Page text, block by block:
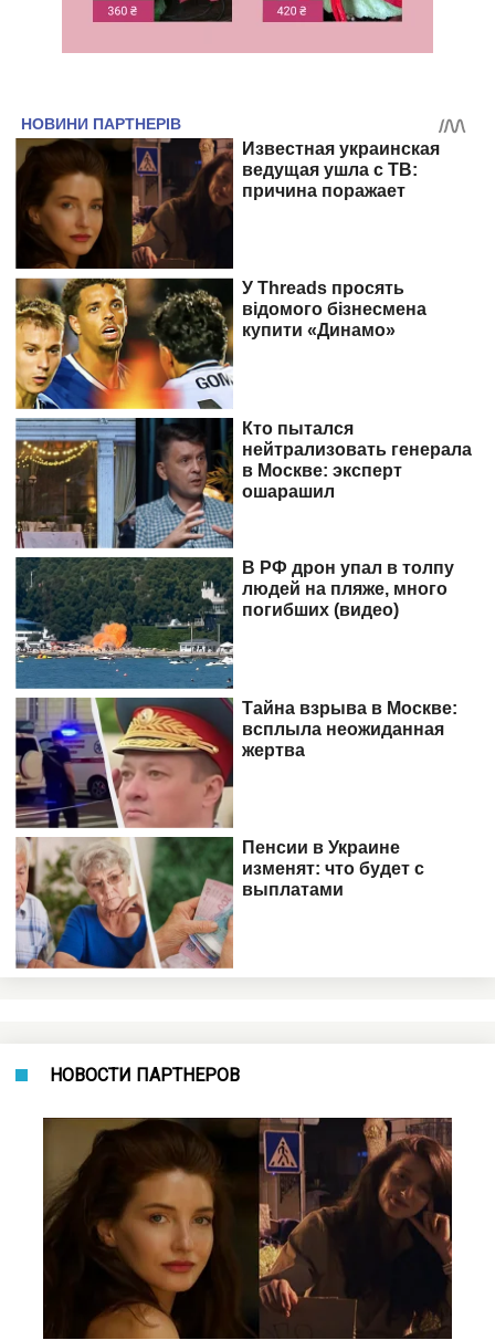
НОВОСТИ ПАРТНЕРОВ